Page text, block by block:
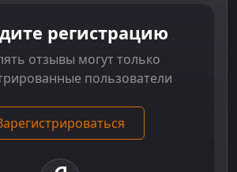
регистрацию
отзывы могут только
пользователи